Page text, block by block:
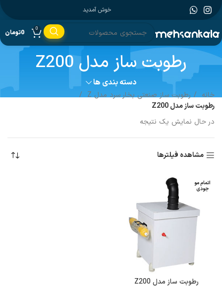
خوش آمدید
0
0تومان
رطوبت ساز مدل Z200
دسته بندی ها
خانه
رطوبت ساز صنعتی بخار سرد مدل Z
رطوبت ساز مدل Z200
در حال نمایش یک نتیجه
مشاهده فیلترها
اتمام مو
جودی
رطوبت ساز مدل Z200